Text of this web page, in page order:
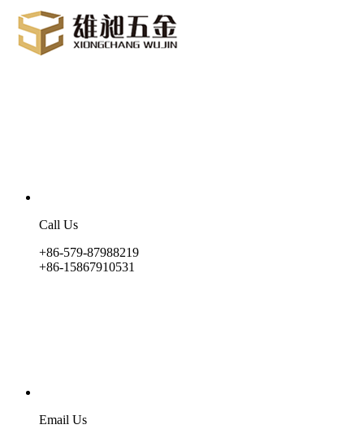
Call Us
+86-579-87988219
+86-15867910531
Email Us